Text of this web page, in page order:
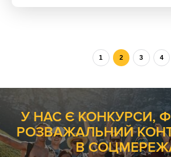
1 2 3 4
У НАС Є КОНКУРСИ,
РОЗВАЖАЛЬНИЙ
В